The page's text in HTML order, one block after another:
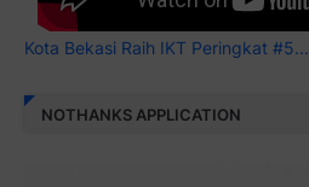
Kota Bekasi Raih IKT Peringkat #5...
NOTHANKS APPLICATION